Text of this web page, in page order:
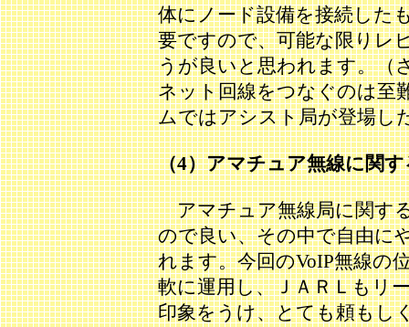
体にノード設備を接続した
要ですので、可能な限りレ
うが良いと思われます。（
ネット回線をつなぐのは至
ムではアシスト局が登場し
（4）アマチュア無線に関
アマチュア無線局に関す
ので良い、その中で自由に
れます。今回のVoIP無線の
軟に運用し、ＪＡＲＬもリ
印象をうけ、とても頼もし